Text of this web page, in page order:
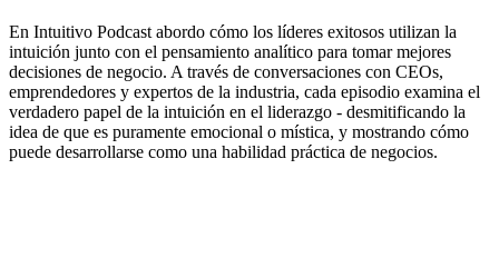
En Intuitivo Podcast abordo cómo los líderes exitosos utilizan la
intuición junto con el pensamiento analítico para tomar mejores
decisiones de negocio. A través de conversaciones con CEOs,
emprendedores y expertos de la industria, cada episodio examina el
verdadero papel de la intuición en el liderazgo - desmitificando la
idea de que es puramente emocional o mística, y mostrando cómo
puede desarrollarse como una habilidad práctica de negocios.